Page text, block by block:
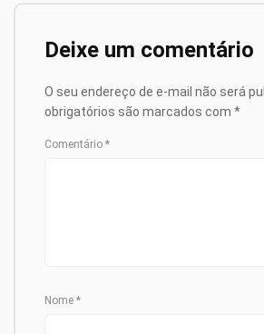
Deixe um comentário
O seu endereço de e-mail não será
obrigatórios são marcados com *
Comentário *
Nome *